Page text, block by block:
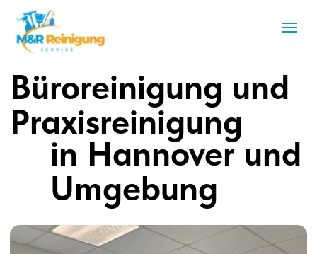
in Hannover und
Umgebung
Büroreinigung und
Praxisreinigung